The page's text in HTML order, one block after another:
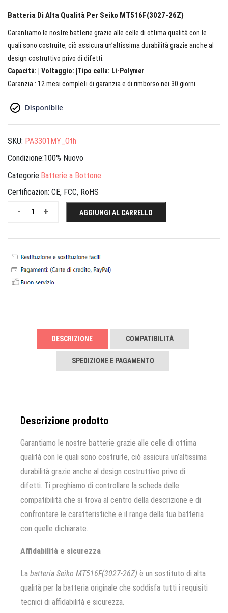
Batteria Di Alta Qualità Per Seiko MT516F(3027-26Z)
Garantiamo le nostre batterie grazie alle celle di ottima qualità con le
quali sono costruite, ciò assicura un’altissima durabilità grazie anche al
design costruttivo privo di difetti.
Capacità: | Voltaggio: |Tipo cella: Li-Polymer
Garanzia : 12 mesi completi di garanzia e di rimborso nei 30 giorni
SKU: PA3301MY_Oth
Condizione:100% Nuovo
Categorie:Batterie a Bottone
Certificazion: CE, FCC, RoHS
+
- AGGIUNGI AL CARRELLO
DESCRIZIONE COMPATIBILITÀ
SPEDIZIONE E PAGAMENTO
Descrizione prodotto
Garantiamo le nostre batterie grazie alle celle di ottima
qualità con le quali sono costruite, ciò assicura un’altissima
durabilità grazie anche al design costruttivo privo di
difetti. Ti preghiamo di controllare la scheda delle
compatibilità che si trova al centro della descrizione e di
confrontare le caratteristiche e il range della tua batteria
con quelle dichiarate.
Affidabilità e sicurezza
La batteria Seiko MT516F(3027-26Z) è un sostituto di alta
qualità per la batteria originale che soddisfa tutti i requisiti
tecnici di affidabilità e sicurezza.